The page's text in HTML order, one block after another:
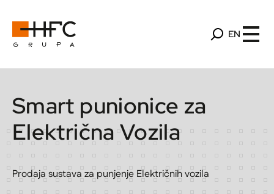
EN
Smart punionice za
Električna Vozila
Prodaja sustava za punjenje Električnih vozila